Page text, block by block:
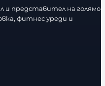
и представител на голямо
фитнес уреди и